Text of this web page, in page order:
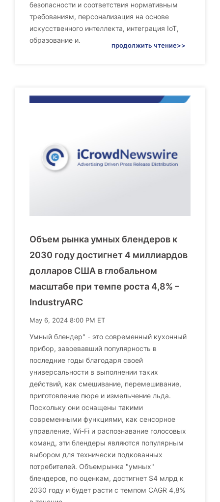
безопасности и соответствия нормативным
требованиям, персонализация на основе
искусственного интеллекта, интеграция IoT,
образование и.
продолжить чтение>>
Объем рынка умных блендеров к
2030 году достигнет 4 миллиардов
долларов США в глобальном
масштабе при темпе роста 4,8% –
IndustryARC
May 6, 2024 8:00 PM ET
Умный блендер" - это современный кухонный
прибор, завоевавший популярность в
последние годы благодаря своей
универсальности в выполнении таких
действий, как смешивание, перемешивание,
приготовление пюре и измельчение льда.
Поскольку они оснащены такими
современными функциями, как сенсорное
управление, Wi-Fi и распознавание голосовых
команд, эти блендеры являются популярным
выбором для технически подкованных
потребителей. Объемрынка "умных"
блендеров, по оценкам, достигнет $4 млрд к
2030 году и будет расти с темпом CAGR 4,8%